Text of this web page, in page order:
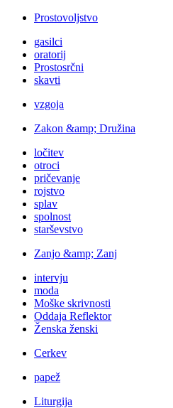
Prostovoljstvo
gasilci
oratorij
Prostosrčni
skavti
vzgoja
Zakon &amp; Družina
ločitev
otroci
pričevanje
rojstvo
splav
spolnost
starševstvo
Zanjo &amp; Zanj
intervju
moda
Moške skrivnosti
Oddaja Reflektor
Ženska ženski
Cerkev
papež
Liturgija